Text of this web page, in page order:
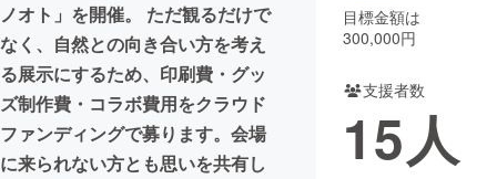
CAMPFIRE for Social Good CAMPFIRE Creation
CAMPFIREふるさと納税machi-ya コミュニティ
ノオト」を開催。 ただ観るだけで
なく、自然との向き合い方を考え
る展示にするため、印刷費・グッ
ズ制作費・コラボ費用をクラウド
ファンディングで募ります。会場
に来られない方とも思いを共有し
目標金額は
300,000円
支援者数
15人